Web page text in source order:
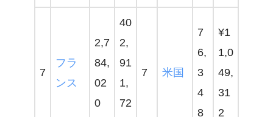
7
フラ
ンス
2,7
84,
02
0
40
2,
91
1,
72
7 米国
7
6,
3
4
8
¥1
1,0
49,
31
2